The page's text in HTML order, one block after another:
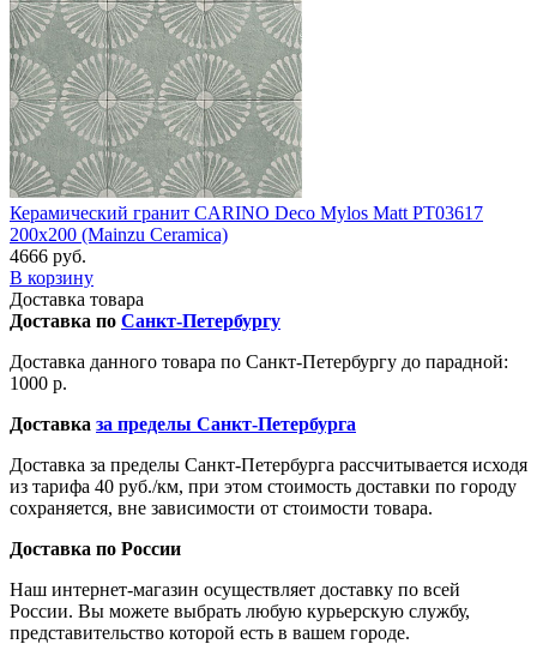
Керамический гранит CARINO Deco Mylos Matt PT03617
200x200 (Mainzu Ceramica)
4666 руб.
В корзину
Доставка товара
Доставка по Санкт-Петербургу
Доставка данного товара по Санкт-Петербургу до парадной:
1000 р.
Доставка за пределы Санкт-Петербурга
Доставка за пределы Санкт-Петербурга рассчитывается исходя
из тарифа 40 руб./км, при этом стоимость доставки по городу
сохраняется, вне зависимости от стоимости товара.
Доставка по России
Наш интернет-магазин осуществляет доставку по всей
России. Вы можете выбрать любую курьерскую службу,
представительство которой есть в вашем городе.